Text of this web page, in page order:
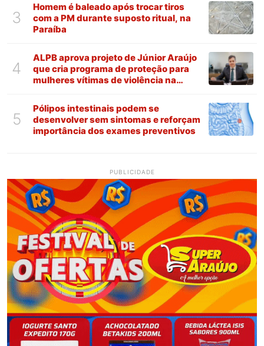
3
Homem é baleado após trocar tiros
com a PM durante suposto ritual, na
Paraíba
4
ALPB aprova projeto de Júnior Araújo
que cria programa de proteção para
mulheres vítimas de violência na
5
Pólipos intestinais podem se
desenvolver sem sintomas e reforçam
importância dos exames preventivos
PUBLICIDADE